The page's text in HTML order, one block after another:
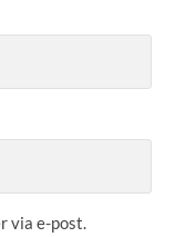
via e-post.